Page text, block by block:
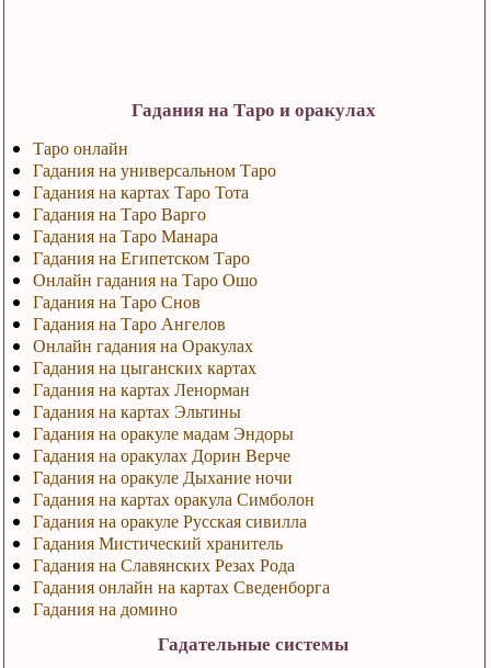
Гадания на Таро и оракулах
Таро онлайн
Гадания на универсальном Таро
Гадания на картах Таро Тота
Гадания на Таро Варго
Гадания на Таро Манара
Гадания на Египетском Таро
Онлайн гадания на Таро Ошо
Гадания на Таро Снов
Гадания на Таро Ангелов
Онлайн гадания на Оракулах
Гадания на цыганских картах
Гадания на картах Ленорман
Гадания на картах Эльтины
Гадания на оракуле мадам Эндоры
Гадания на оракулах Дорин Верче
Гадания на оракуле Дыхание ночи
Гадания на картах оракула Симболон
Гадания на оракуле Русская сивилла
Гадания Мистический хранитель
Гадания на Славянских Резах Рода
Гадания онлайн на картах Сведенборга
Гадания на домино
Гадательные системы